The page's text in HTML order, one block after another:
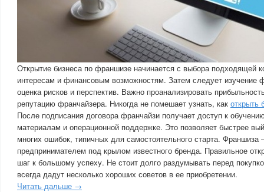
Открытие бизнеса по франшизе начинается с выбора подходящей
интересам и финансовым возможностям. Затем следует изучение
оценка рисков и перспектив. Важно проанализировать
репутацию франчайзера. Никогда не помешает узнать, как открыть
После подписания договора франчайзи получает доступ к
материалам и операционной поддержке. Это позволяет быстрее
многих ошибок, типичных для самостоятельного старта. Франшиза
предпринимателем под крылом известного бренда. Правильное
шаг к большому успеху. Не стоит долго раздумывать перед
всегда дадут несколько хороших советов в ее приобретении.
Читать дальше →